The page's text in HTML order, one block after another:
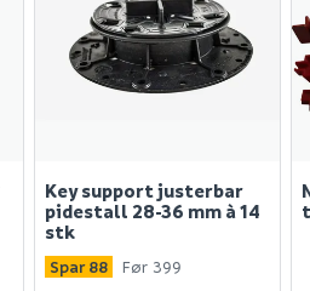
Key support justerbar
pidestall 28-36 mm à 14
stk
Spar 88 Før 399